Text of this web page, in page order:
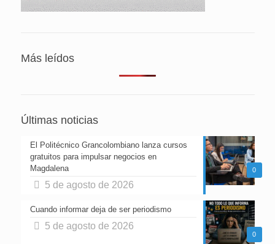
Más leídos
Últimas noticias
0
El Politécnico Grancolombiano lanza cursos
gratuitos para impulsar negocios en
Magdalena
5 de agosto de 2026
0
Cuando informar deja de ser periodismo
5 de agosto de 2026